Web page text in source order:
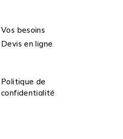
Vos besoins
Devis en ligne
Politique de
confidentialité